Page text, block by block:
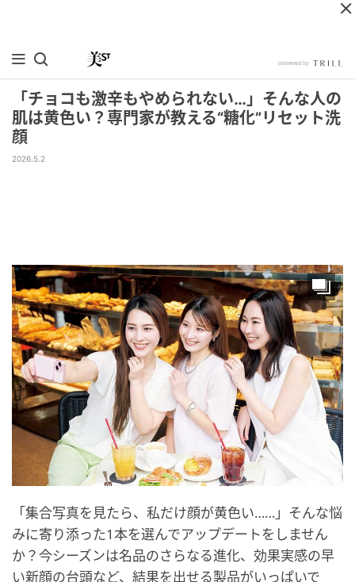
「チョコも激辛もやめられない…」そんな人の
肌は黄色い？専門家が教える“糖化”リセット洗
顔
2026.5.2
「集合写真を見たら、私だけ顔が黄色い……」そんな悩
みに寄り添った1本を選んでアップデートをしません
か？今シーズンは名品のさらなる進化、効果実感の早
い新顔の台頭など、結果を出せる製品がいっぱいで